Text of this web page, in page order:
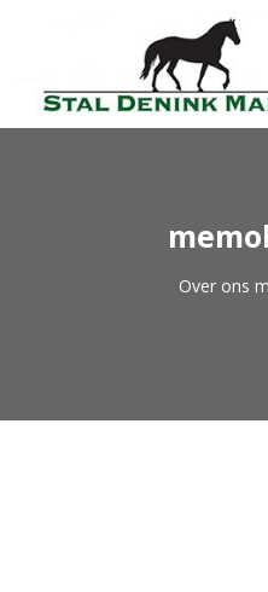
Over ons